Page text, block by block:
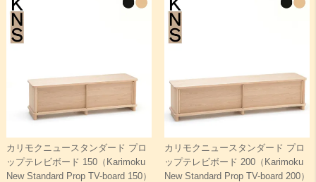
カリモクニュースタンダード プロ
ップテレビボード 150（Karimoku
New Standard Prop TV-board 150）
カリモクニュースタンダード プロ
ップテレビボード 200（Karimoku
New Standard Prop TV-board 200）